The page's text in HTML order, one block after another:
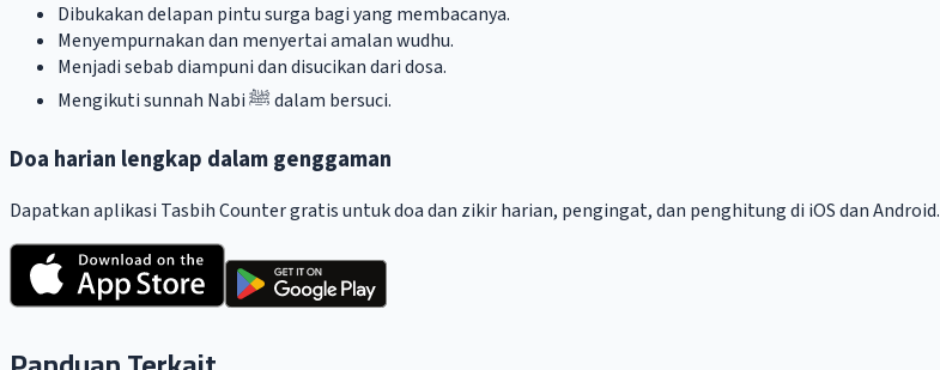
Dibukakan delapan pintu surga bagi yang membacanya.
Menyempurnakan dan menyertai amalan wudhu.
Menjadi sebab diampuni dan disucikan dari dosa.
Mengikuti sunnah Nabi ﷺ dalam bersuci.
Doa harian lengkap dalam genggaman
Dapatkan aplikasi Tasbih Counter gratis untuk doa dan zikir harian, pengingat, dan penghitung di iOS dan Android.